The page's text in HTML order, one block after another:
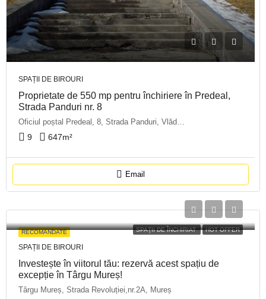
SPAȚII DE BIROURI
Proprietate de 550 mp pentru închiriere în Predeal,
Strada Panduri nr. 8
9 647m²
Email
RECOMANDATE SPAȚII DE ÎNCHIRIAT HOT OFFER
SPAȚII DE BIROURI
Investește în viitorul tău: rezervă acest spațiu de
excepție în Târgu Mureș!
Târgu Mureș, Strada Revoluției,nr.2A, Mureș